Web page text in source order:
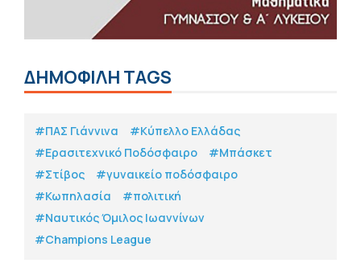
ΔΗΜΟΦΙΛΗ TAGS
#ΠΑΣ Γιάννινα
#Κύπελλο Ελλάδας
#Eρασιτεχνικό Ποδόσφαιρο
#Μπάσκετ
#Στίβος
#γυναικείο ποδόσφαιρο
#Κωπηλασία
#πολιτική
#Ναυτικός Όμιλος Ιωαννίνων
#Champions League